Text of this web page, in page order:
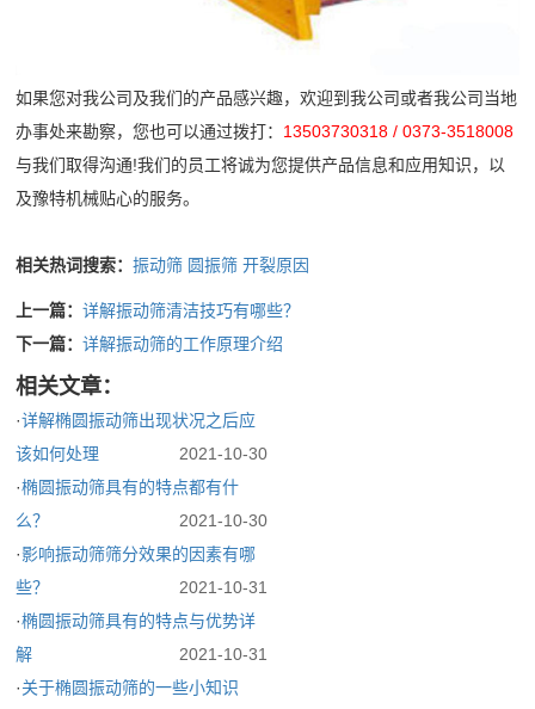
现
场
72
内
处
理
出
现
的
问
题
务
绍
司
简
介
业
简
介
化
荣
誉
资
质
我
如果您对我公司及我们的产品感兴趣，欢迎到我公司或者我公司当地
办事处来勘察，您也可以通过拨打： 13503730318 / 0373-3518008
与我们取得沟通!我们的员工将诚为您提供产品信息和应用知识，以
及豫特机械贴心的服务。
相关热词搜索：振动筛 圆振筛 开裂原因
上一篇：详解振动筛清洁技巧有哪些？
下一篇：详解振动筛的工作原理介绍
相关文章：
·详解椭圆振动筛出现状况之后应
该如何处理
2021-10-30
·椭圆振动筛具有的特点都有什
么？
2021-10-30
·影响振动筛筛分效果的因素有哪
些？
2021-10-31
·椭圆振动筛具有的特点与优势详
解
2021-10-31
·关于椭圆振动筛的一些小知识